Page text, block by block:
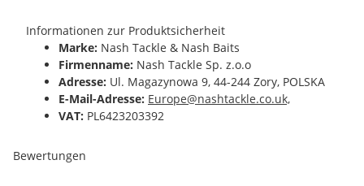
Informationen zur Produktsicherheit
Marke: Nash Tackle & Nash Baits
Firmenname: Nash Tackle Sp. z.o.o
Adresse: Ul. Magazynowa 9, 44-244 Zory, POLSKA
E-Mail-Adresse: Europe@nashtackle.co.uk,
VAT: PL6423203392
Bewertungen